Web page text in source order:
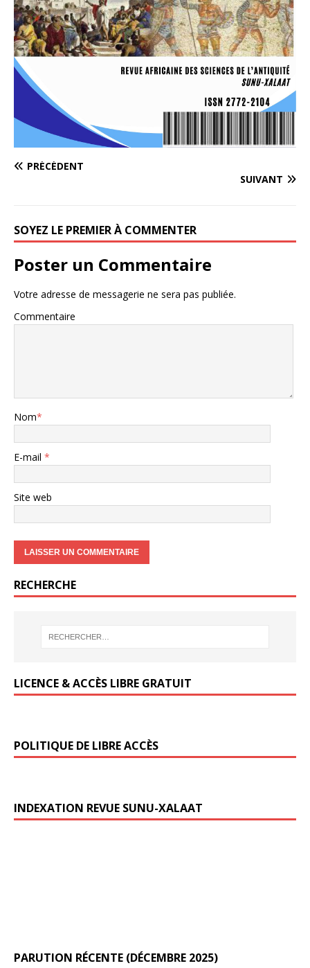
PRÉCÉDENT
SUIVANT
SOYEZ LE PREMIER À COMMENTER
Poster un Commentaire
Votre adresse de messagerie ne sera pas publiée.
Commentaire
Nom*
E-mail *
Site web
RECHERCHE
LICENCE & ACCÈS LIBRE GRATUIT
POLITIQUE DE LIBRE ACCÈS
INDEXATION REVUE SUNU-XALAAT
PARUTION RÉCENTE (DÉCEMBRE 2025)